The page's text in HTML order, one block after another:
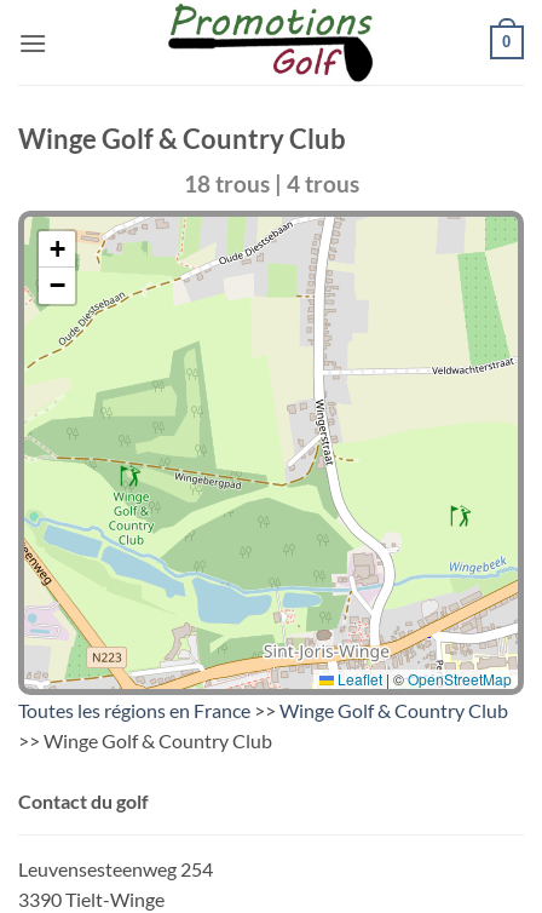
0
Winge Golf & Country Club
18 trous | 4 trous
+
−
Leaflet | ©OpenStreetMap
Toutes les régions en France >> Winge Golf & Country Club
>> Winge Golf & Country Club
Contact du golf
Leuvensesteenweg 254
3390 Tielt-Winge